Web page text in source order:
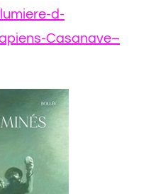
d-
Casanave–